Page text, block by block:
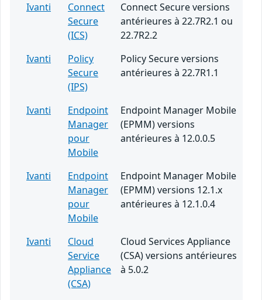
Ivanti
Connect
Secure
(ICS)
Connect Secure versions
antérieures à 22.7R2.1 ou
22.7R2.2
Ivanti
Policy
Secure
(IPS)
Policy Secure versions
antérieures à 22.7R1.1
Ivanti
Endpoint
Manager
pour
Mobile
Endpoint Manager Mobile
(EPMM) versions
antérieures à 12.0.0.5
Ivanti
Endpoint
Manager
pour
Mobile
Endpoint Manager Mobile
(EPMM) versions 12.1.x
antérieures à 12.1.0.4
Ivanti
Cloud
Service
Appliance
(CSA)
Cloud Services Appliance
(CSA) versions antérieures
à 5.0.2